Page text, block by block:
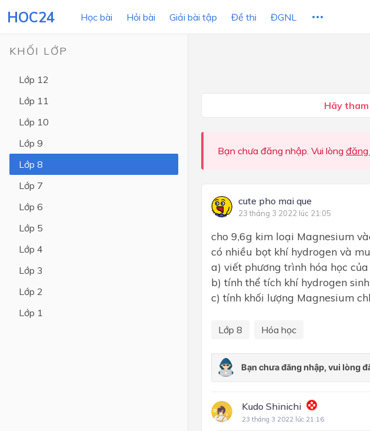
HOC24 Học bài Hỏi bài Giải bài tập Đề thi ĐGNL
Lớp 10
Lớp 9
KHỐI LỚP
Lớp 12
Lớp 11
Lớp 10
Lớp 9
Lớp 8
Lớp 7
Lớp 6
Lớp 5
Lớp 4
Lớp 3
Lớp 2
Lớp 1
Hãy
Bạn chưa đăng nhập. Vui lòng đăng
cute pho mai que
23 tháng 3 2022 lúc 21:05
cho 9,6g kim loại Magnesium
có nhiều bọt khí hydrogen và
a) viết phương trình hóa học
b) tính thể tích khí hydrogen
c) tính khối lượng Magnesium
Lớp 8 Hóa học
Kudo Shinichi
23 tháng 3 2022 lúc 21:16